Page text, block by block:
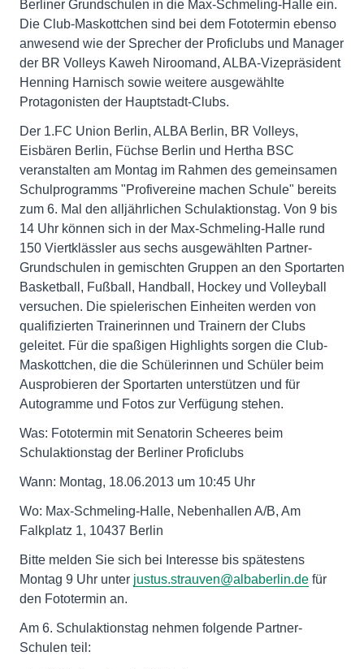
Berliner Grundschulen in die Max-Schmeling-Halle ein.
Die Club-Maskottchen sind bei dem Fototermin ebenso
anwesend wie der Sprecher der Proficlubs und Manager
der BR Volleys Kaweh Niroomand, ALBA-Vizepräsident
Henning Harnisch sowie weitere ausgewählte
Protagonisten der Hauptstadt-Clubs.
Der 1.FC Union Berlin, ALBA Berlin, BR Volleys,
Eisbären Berlin, Füchse Berlin und Hertha BSC
veranstalten am Montag im Rahmen des gemeinsamen
Schulprogramms "Profivereine machen Schule" bereits
zum 6. Mal den alljährlichen Schulaktionstag. Von 9 bis
14 Uhr können sich in der Max-Schmeling-Halle rund
150 Viertklässler aus sechs ausgewählten Partner-
Grundschulen in gemischten Gruppen an den Sportarten
Basketball, Fußball, Handball, Hockey und Volleyball
versuchen. Die spielerischen Einheiten werden von
qualifizierten Trainerinnen und Trainern der Clubs
geleitet. Für die spaßigen Highlights sorgen die Club-
Maskottchen, die die Schülerinnen und Schüler beim
Ausprobieren der Sportarten unterstützen und für
Autogramme und Fotos zur Verfügung stehen.
Was: Fototermin mit Senatorin Scheeres beim
Schulaktionstag der Berliner Proficlubs
Wann: Montag, 18.06.2013 um 10:45 Uhr
Wo: Max-Schmeling-Halle, Nebenhallen A/B, Am
Falkplatz 1, 10437 Berlin
Bitte melden Sie sich bei Interesse bis spätestens
Montag 9 Uhr unter justus.strauven@albaberlin.de für
den Fototermin an.
Am 6. Schulaktionstag nehmen folgende Partner-
Schulen teil: